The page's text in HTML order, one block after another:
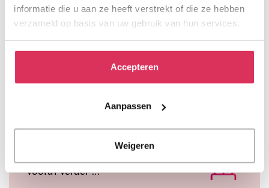
informatie die u aan ze heeft verstrekt of die ze hebben
verzameld op basis van uw gebruik van hun services.
Accepteren
Aanpassen
Weigeren
Echte verhalen die raken! Lees
persoonlijke verhalen over de
laatste levensfase.
Word vrijwilliger
vooral verder ...